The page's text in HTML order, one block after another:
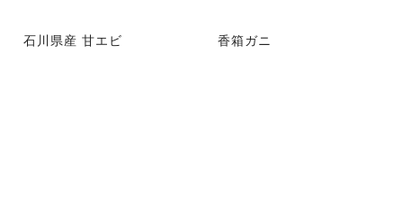
石川県産 甘エビ 香箱ガニ